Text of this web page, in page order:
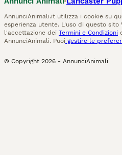
AnnunciAnimali.it utilizza i cookie su
esperienza utente. L'uso di questo
l'accettazione dei Termini e Condizioni
AnnunciAnimali. Puoi gestire le
© Copyright 2026 - AnnunciAnimali